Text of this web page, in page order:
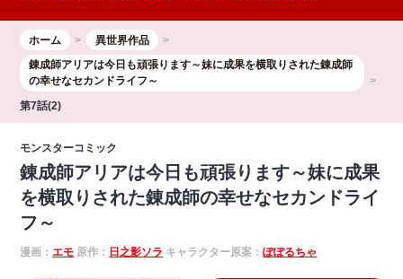
ホーム
異世界作品
錬成師アリアは今日も頑張ります～妹に成果を横取りされた錬成師
の幸せなセカンドライフ～
第7話(2)
モンスターコミック
錬成師アリアは今日も頑張ります～妹に成果
を横取りされた錬成師の幸せなセカンドライ
フ～
漫画：エモ 原作： 日之影ソラ キャラクター原案：ぽぽるちゃ